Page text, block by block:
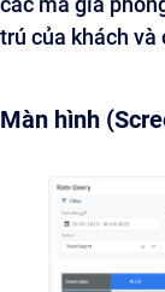
trú của khách và
Màn hình